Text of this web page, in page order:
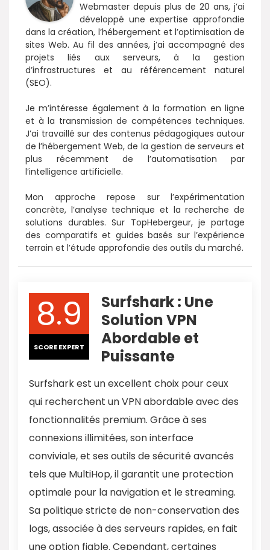
Webmaster depuis plus de 20 ans, j’ai
développé une expertise approfondie
dans la création, l’hébergement et l’optimisation de
sites Web. Au fil des années, j’ai accompagné des
projets liés aux serveurs, à la gestion
d’infrastructures et au référencement naturel
(SEO).
Je m’intéresse également à la formation en ligne
et à la transmission de compétences techniques.
J’ai travaillé sur des contenus pédagogiques autour
de l’hébergement Web, de la gestion de serveurs et
plus récemment de l’automatisation par
l’intelligence artificielle.
Mon approche repose sur l’expérimentation
concrète, l’analyse technique et la recherche de
solutions durables. Sur TopHebergeur, je partage
des comparatifs et guides basés sur l’expérience
terrain et l’étude approfondie des outils du marché.
8.9
SCORE EXPERT
Surfshark : Une
Solution VPN
Abordable et
Puissante
Surfshark est un excellent choix pour ceux
qui recherchent un VPN abordable avec des
fonctionnalités premium. Grâce à ses
connexions illimitées, son interface
conviviale, et ses outils de sécurité avancés
tels que MultiHop, il garantit une protection
optimale pour la navigation et le streaming.
Sa politique stricte de non-conservation des
logs, associée à des serveurs rapides, en fait
une option fiable. Cependant, certaines